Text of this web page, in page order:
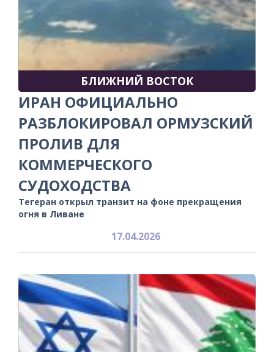
БЛИЖНИЙ ВОСТОК
ИРАН ОФИЦИАЛЬНО
РАЗБЛОКИРОВАЛ ОРМУЗСКИЙ
ПРОЛИВ ДЛЯ
КОММЕРЧЕСКОГО
СУДОХОДСТВА
Тегеран открыл транзит на фоне прекращения
огня в Ливане
17.04.2026